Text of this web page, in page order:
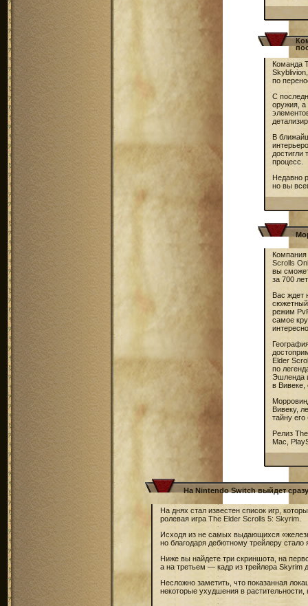
Команда
по
С
оружия, а
В
достигли
процесс.
Недавно
но вы
Scrolls
вы
за 700
Вас ждет
сюжетный
режим
самое
Elder
по
Эшленда
в Вивеке,
Вивеку,
тайну
Релиз
Mac,
На Nintendo Switch выйдет
На днях стал известен список игр,
ролевая игра The Elder Scrolls 5: Skyrim
Исходя из не самых выдающихся
но благодаря дебютному трейлеру
Ниже вы найдете три скриншота, на
а на третьем — кадр из трейлера Skyrim
Несложно заметить, что показанная
некоторые ухудшения в